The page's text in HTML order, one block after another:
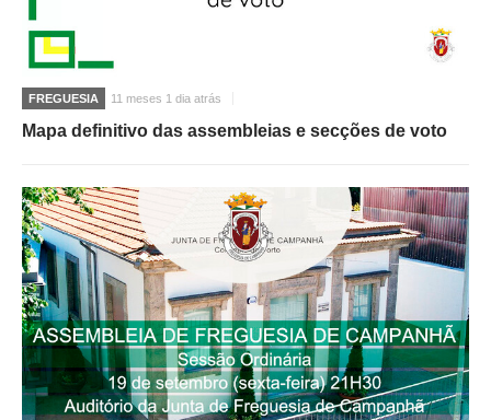
FREGUESIA 11 meses 1 dia atrás
Mapa definitivo das assembleias e secções de voto